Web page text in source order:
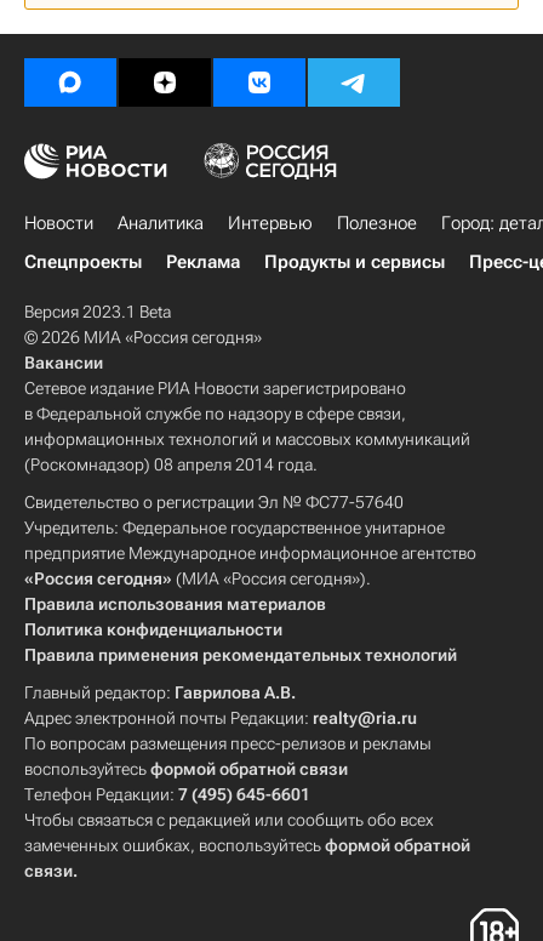
Новости Аналитика Интервью Полезное
Город:
Спецпроекты
Реклама Продукты и сервисы Пресс-
Версия 2023.1 Beta
© 2026 МИА «Россия сегодня»
Вакансии
Сетевое издание РИА Новости зарегистрировано
в Федеральной службе по надзору в сфере связи,
информационных технологий и массовых коммуникаций
(Роскомнадзор) 08 апреля 2014 года.
Свидетельство о регистрации Эл № ФС77-57640
Учредитель: Федеральное государственное унитарное
предприятие Международное информационное агентство
«Россия сегодня» (МИА «Россия сегодня»).
Правила использования материалов
Политика конфиденциальности
Правила применения рекомендательных технологий
Главный редактор: Гаврилова А.В.
Адрес электронной почты Редакции: realty@ria.ru
По вопросам размещения пресс-релизов и рекламы
воспользуйтесьформой обратной связи
Телефон Редакции: 7 (495) 645-6601
Чтобы связаться с редакцией или сообщить обо всех
замеченных ошибках, воспользуйтесьформой обратной
связи.